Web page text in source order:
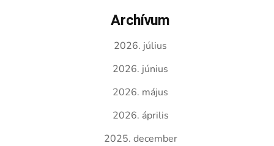
Archívum
2026. július
2026. június
2026. május
2026. április
2025. december